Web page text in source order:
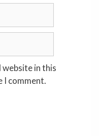
website in this
I comment.